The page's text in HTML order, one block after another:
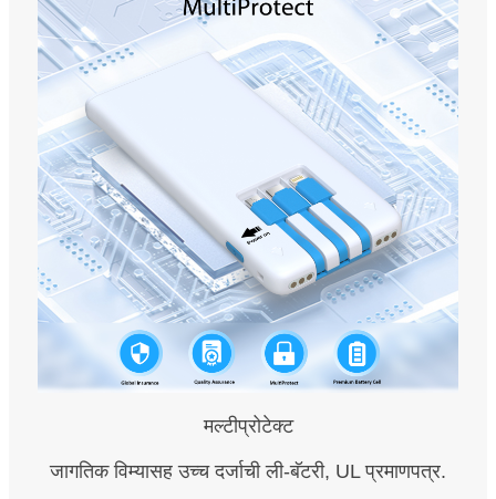
मल्टीप्रोटेक्ट
जागतिक विम्यासह उच्च दर्जाची ली-बॅटरी, UL प्रमाणपत्र.